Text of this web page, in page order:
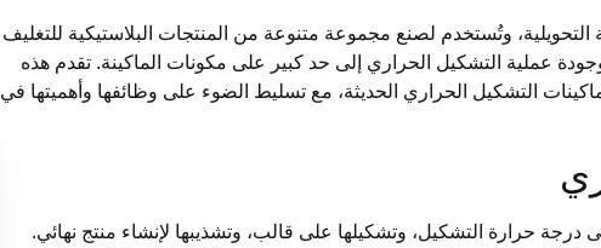
التحويلية، وتُستخدم لصنع مجموعة متنوعة من المنتجات البلاستيكية للتغليف
عملية التشكيل الحراري إلى حد كبير على مكونات الماكينة. تقدم هذه
التشكيل الحراري الحديثة، مع تسليط الضوء على وظائفها وأهميتها في
حرارة التشكيل، وتشكيلها على قالب، وتشذيبها لإنشاء منتج نهائي.